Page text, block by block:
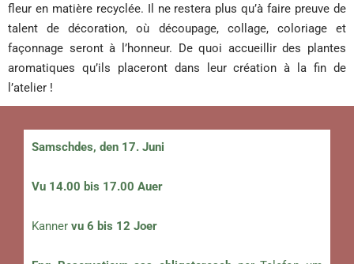
fleur en matière recyclée. Il ne restera plus qu’à faire preuve de
talent de décoration, où découpage, collage, coloriage et
façonnage seront à l’honneur. De quoi accueillir des plantes
aromatiques qu’ils placeront dans leur création à la fin de
l’atelier !
Samschdes, den 17. Juni
Vu 14.00 bis 17.00 Auer
Kanner vu 6 bis 12 Joer